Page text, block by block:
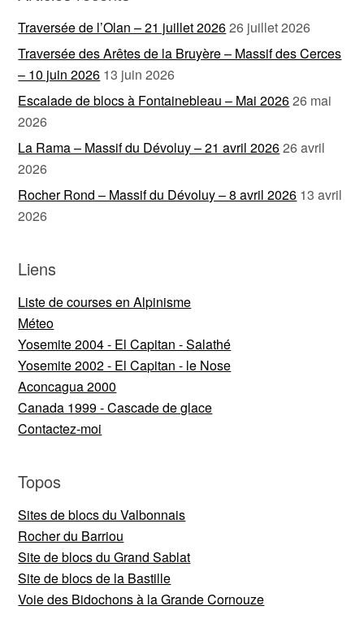
Traversée de l’Olan – 21 juillet 202626 juillet 2026
Traversée des Arêtes de la Bruyère – Massif des Cerces
– 10 juin 2026 13 juin 2026
Escalade de blocs à Fontainebleau – Mai 202626 mai
2026
La Rama – Massif du Dévoluy – 21 avril 202626 avril
2026
Rocher Rond – Massif du Dévoluy – 8 avril 2026 13 avril
2026
Liens
Liste de courses en Alpinisme
Méteo
Yosemite 2004 - El Capitan - Salathé
Yosemite 2002 - El Capitan - le Nose
Aconcagua 2000
Canada 1999 - Cascade de glace
Contactez-moi
Topos
Sites de blocs du Valbonnais
Rocher du Barriou
Site de blocs du Grand Sablat
Site de blocs de la Bastille
Voie des Bidochons à la Grande Cornouze